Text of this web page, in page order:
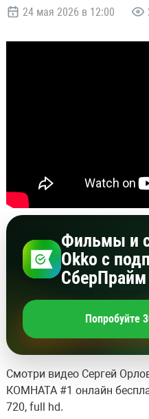
24 мая 2026 в 12:00
Фильмы и
Okko с
СберПрайм
Попробуйте
Смотри видео Сергей
КОМНАТА #1 онлайн
720, full hd.